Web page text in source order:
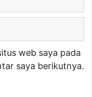
web saya pada
saya berikutnya.